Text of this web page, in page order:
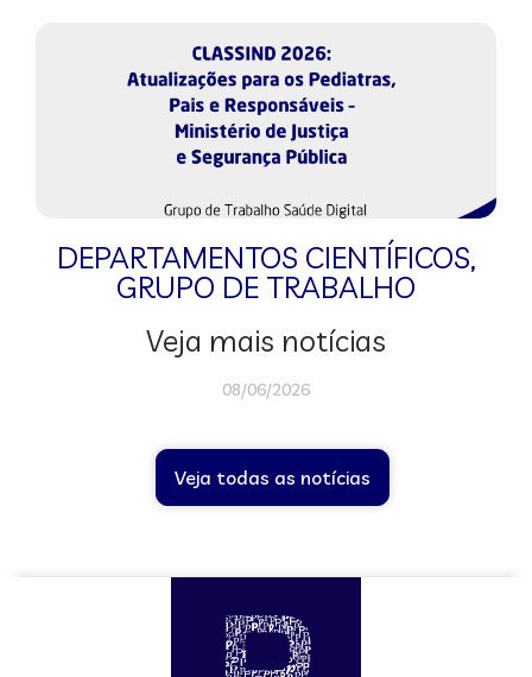
DEPARTAMENTOS CIENTÍFICOS,
GRUPO DE TRABALHO
Veja mais notícias
08/06/2026
Veja todas as notícias